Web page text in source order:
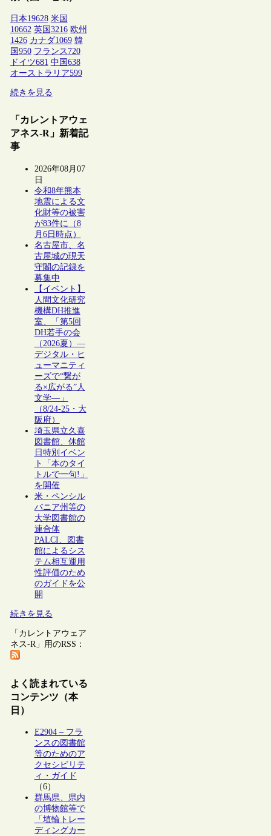
日本19628 米国
10662 英国 3216 欧州
1426 カナダ1069 韓
国 950 フランス 720
ドイツ681 中国 638
オーストラリア599
続きを見る
「カレントアウェ
アネス-R」新着記
事
2026年08月07
日
令和8年熊本
地震による文
化財等の被害
が83件に（8
月6日時点）
名古屋市、名
古屋城の現天
守閣の記録を
募集中
【イベント】
人間文化研究
機構DH推進
室、「第5回
DH若手の会
（2026夏）―
デジタル・ヒ
ューマニティ
ーズで“繋が
る×広がる”人
文学―」
（8/24-25・大
阪府）
埼玉県立久喜
図書館、休館
日特別イベン
ト「本のタイ
トルで一句!」
を開催
米・ペンシル
バニア州等の
大学図書館の
連合体
PALCI、図書
館によるシス
テム相互運用
性評価のため
のガイドを公
開
続きを見る
「カレントアウェア
ネス-R」用のRSS：
よく読まれている
コンテンツ（本
日）
E2904 – フラ
ンスの図書館
等のためのア
クセシビリテ
ィ・ガイド
（6）
群馬県、県内
の博物館等で
「埴輪トレー
ディングカー